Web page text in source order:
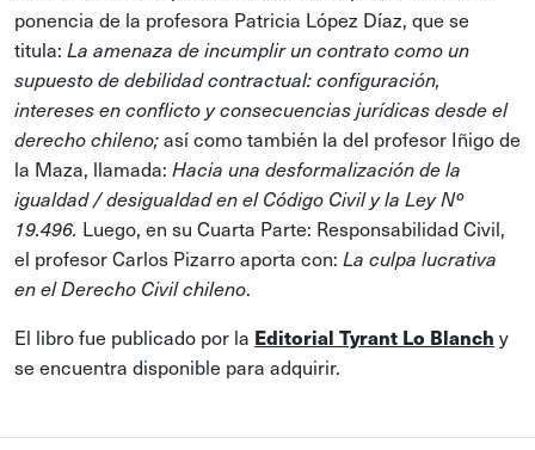
ponencia de la profesora Patricia López Díaz, que se
titula: La amenaza de incumplir un contrato como un
supuesto de debilidad contractual: configuración,
intereses en conflicto y consecuencias jurídicas desde el
derecho chileno;así como también la del profesor Iñigo de
la Maza, llamada: Hacia una desformalización de la
igualdad / desigualdad en el Código Civil y la Ley Nº
19.496. Luego, en su Cuarta Parte: Responsabilidad Civil,
el profesor Carlos Pizarro aporta con: La culpa lucrativa
en el Derecho Civil chileno.
El libro fue publicado por la Editorial Tyrant Lo Blanch y
se encuentra disponible para adquirir.